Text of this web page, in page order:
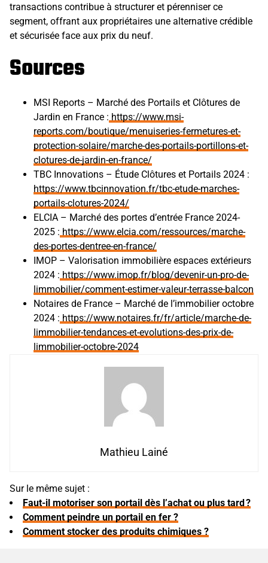
transactions contribue à structurer et pérenniser ce
segment, offrant aux propriétaires une alternative crédible
et sécurisée face aux prix du neuf.
Sources
MSI Reports – Marché des Portails et Clôtures de
Jardin en France : https://www.msi-
reports.com/boutique/menuiseries-fermetures-et-
protection-solaire/marche-des-portails-portillons-et-
clotures-de-jardin-en-france/
TBC Innovations – Étude Clôtures et Portails 2024 :
https://www.tbcinnovation.fr/tbc-etude-marches-
portails-clotures-2024/
ELCIA – Marché des portes d’entrée France 2024-
2025 : https://www.elcia.com/ressources/marche-
des-portes-dentree-en-france/
IMOP – Valorisation immobilière espaces extérieurs
2024 : https://www.imop.fr/blog/devenir-un-pro-de-
limmobilier/comment-estimer-valeur-terrasse-balcon
Notaires de France – Marché de l’immobilier octobre
2024 : https://www.notaires.fr/fr/article/marche-de-
limmobilier-tendances-et-evolutions-des-prix-de-
limmobilier-octobre-2024
Mathieu Lainé
Sur le même sujet :
Faut-il motoriser son portail dès l’achat ou plus tard ?
Comment peindre un portail en fer ?
Comment stocker des produits chimiques ?